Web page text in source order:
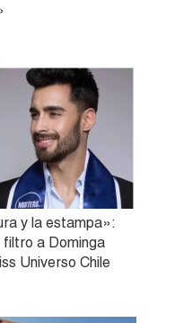
y la estampa»:
a Dominga
Universo Chile